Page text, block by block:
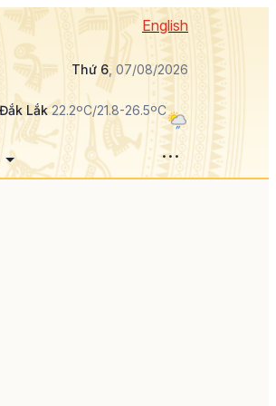
English
Thứ 6, 07/08/2026
Đắk Lắk22.2ºC/21.8-26.5ºC